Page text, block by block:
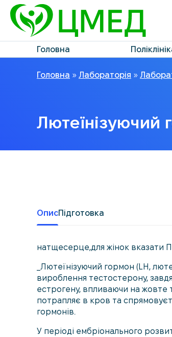
Головна
Головна » Лабораторія »
Лютеїнізуючий
ОписПідготовка
натщесерце,для жінок вказати
_Лютеїнізуючий гормон (LH,
вироблення тестостерону,
естрогену, впливаючи на жовте
потрапляє в кров та
гормонів.
У періоді ембріонального